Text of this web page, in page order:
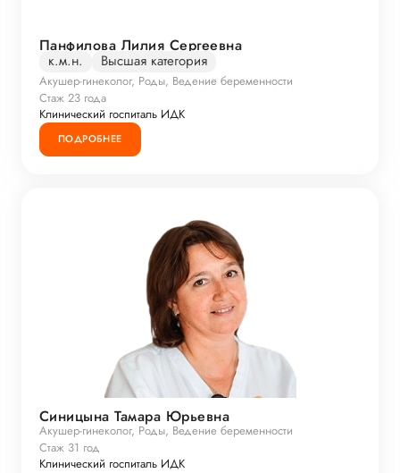
Панфилова Лилия Сергеевна
к.м.н. Высшая категория
Акушер-гинеколог, Роды, Ведение беременности
Стаж 23 года
Клинический госпиталь ИДК
ПОДРОБНЕЕ
Синицына Тамара Юрьевна
Акушер-гинеколог, Роды, Ведение беременности
Стаж 31 год
Клинический госпиталь ИДК